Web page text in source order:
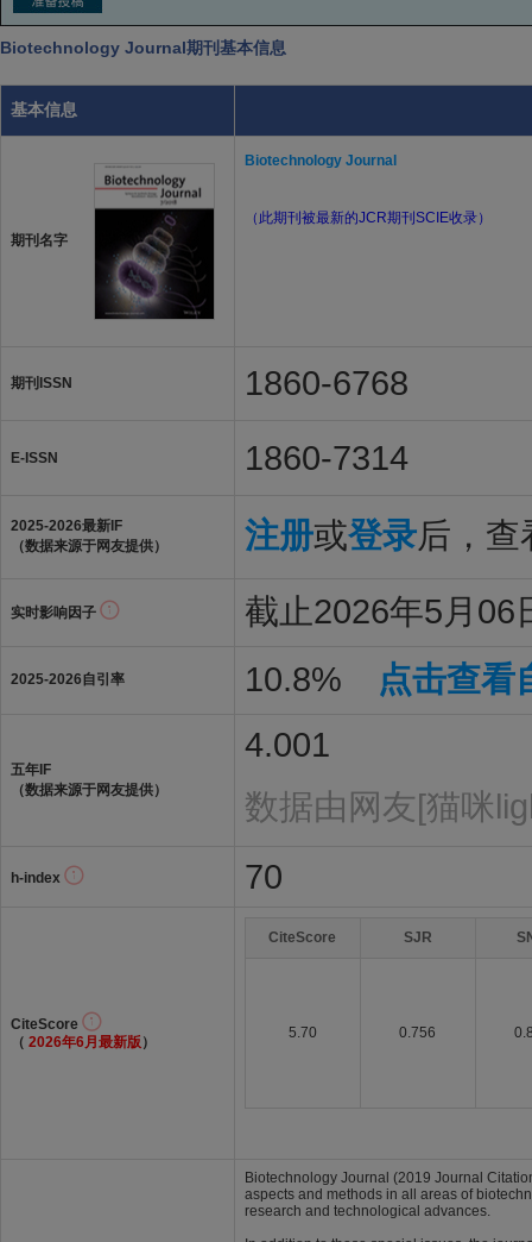
Biotechnology Journal期刊基本信息
基本信息
期刊名字
Biotechnology Journal
（此期刊被最新的JCR期刊SCIE收录）
期刊ISSN 1860-6768
E-ISSN 1860-7314
2025-2026最新IF
（数据来源于网友提供）
注册或登录后，查
实时影响因子 截止2026年5月06
2025-2026自引率 10.8% 点击查看
五年IF
（数据来源于网友提供）
4.001
数据由网友[猫咪
h-index 70
CiteScore
（ 2026年6月最新版 ）
CiteScore SJR
5.70 0.756
Biotechnology Journal (2019 Journal
aspects and methods in all areas of
research and technological advances.